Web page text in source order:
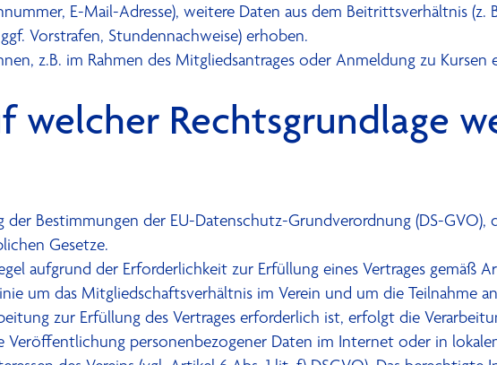
E-Mail-Adresse), weitere Daten aus dem Beitrittsverhältnis (z.
Vorstrafen, Stundennachweise) erhoben.
z.B. im Rahmen des Mitgliedsantrages oder Anmeldung zu Kursen
welcher Rechtsgrundlage
Bestimmungen der EU-Datenschutz-Grundverordnung (DS-GVO),
Gesetze.
aufgrund der Erforderlichkeit zur Erfüllung eines Vertrages gemäß
um das Mitgliedschaftsverhältnis im Verein und um die Teilnahme
zur Erfüllung des Vertrages erforderlich ist, erfolgt die
Veröffentlichung personenbezogener Daten im Internet oder in